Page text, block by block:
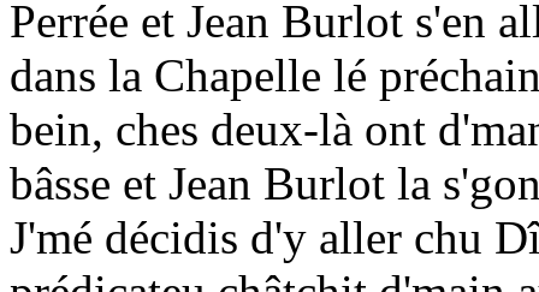
Perrée et Jean Burlot s'en
dans la Chapelle lé
bein, ches deux-là ont
bâsse et Jean Burlot la
J'mé décidis d'y aller chu